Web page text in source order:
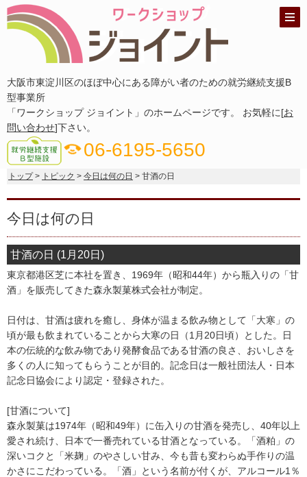
大阪市東淀川区のほぼ中心にある障がい者のための就労継続支援B
型事業所
「ワークショップ ジョイント」のホームページです。 お気軽に[お
問い合わせ]下さい。
phone_in_talk 06-6195-5650
トップ> トピック > 今日は何の日 > 甘酒の日
今日は何の日
甘酒の日 (1月20日)
東京都港区芝に本社を置き、1969年（昭和44年）から瓶入りの「甘
酒」を販売してきた森永製菓株式会社が制定。
日付は、甘酒は疲れを癒し、身体が温まる飲み物として「大寒」の
頃が最も飲まれていることから大寒の日（1月20日頃）とした。日
本の伝統的な飲み物であり発酵食品である甘酒の良さ、おいしさを
多くの人に知ってもらうことが目的。記念日は一般社団法人・日本
記念日協会により認定・登録された。
[甘酒について]
森永製菓は1974年（昭和49年）に缶入りの甘酒を発売し、40年以上
愛され続け、日本で一番売れている甘酒となっている。「酒粕」の
深いコクと「米麹」のやさしい甘み、今も昔も変わらぬ手作りの温
かさにこだわっている。「酒」という名前が付くが、アルコール1％